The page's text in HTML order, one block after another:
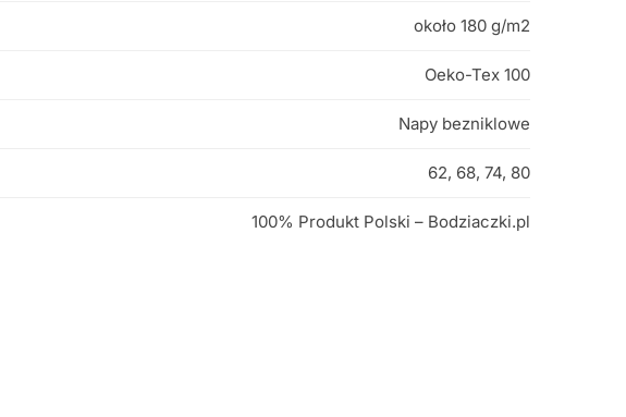
około 180 g/m2
Oeko-Tex 100
Napy bezniklowe
62, 68, 74, 80
100% Produkt Polski – Bodziaczki.pl